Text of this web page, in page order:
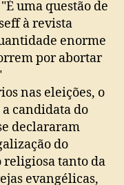
uma questão de
à revista
enorme
por abortar
nas eleições, o
a candidata do
declararam
do
religiosa tanto da
evangélicas,